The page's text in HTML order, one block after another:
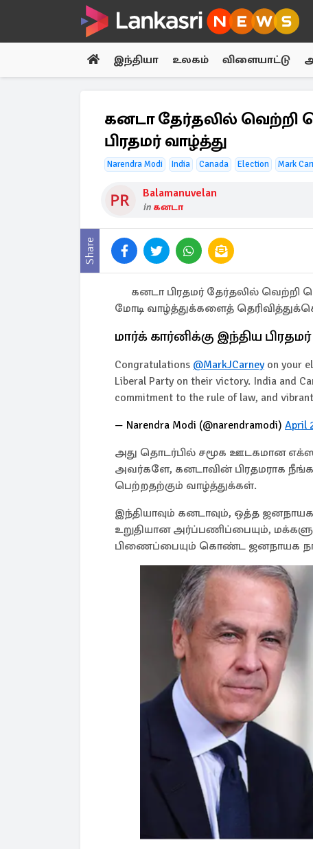
இந்தியா உலகம் விளையாட்டு
கனடா தேர்தலில் வெற்றி
பிரதமர் வாழ்த்து
Narendra Modi India Canada Election Mark
Balamanuvelan
in கனடா
Share
கனடா பிரதமர் தேர்தலில் வெற்றி
மோடி வாழ்த்துக்களைத்
மார்க் கார்னிக்கு இந்திய
Congratulations @MarkJCarneyon your
Liberal Party on their victory. India and
commitment to the rule of law, and
— Narendra Modi (@narendramodi) April
அது தொடர்பில் சமூக ஊடகமான
அவர்களே, கனடாவின் பிரதமராக
பெற்றதற்கும் வாழ்த்துக்கள்.
இந்தியாவும் கனடாவும், ஒத்த
உறுதியான அர்ப்பணிப்பையும்,
பிணைப்பையும் கொண்ட ஜனநாயக